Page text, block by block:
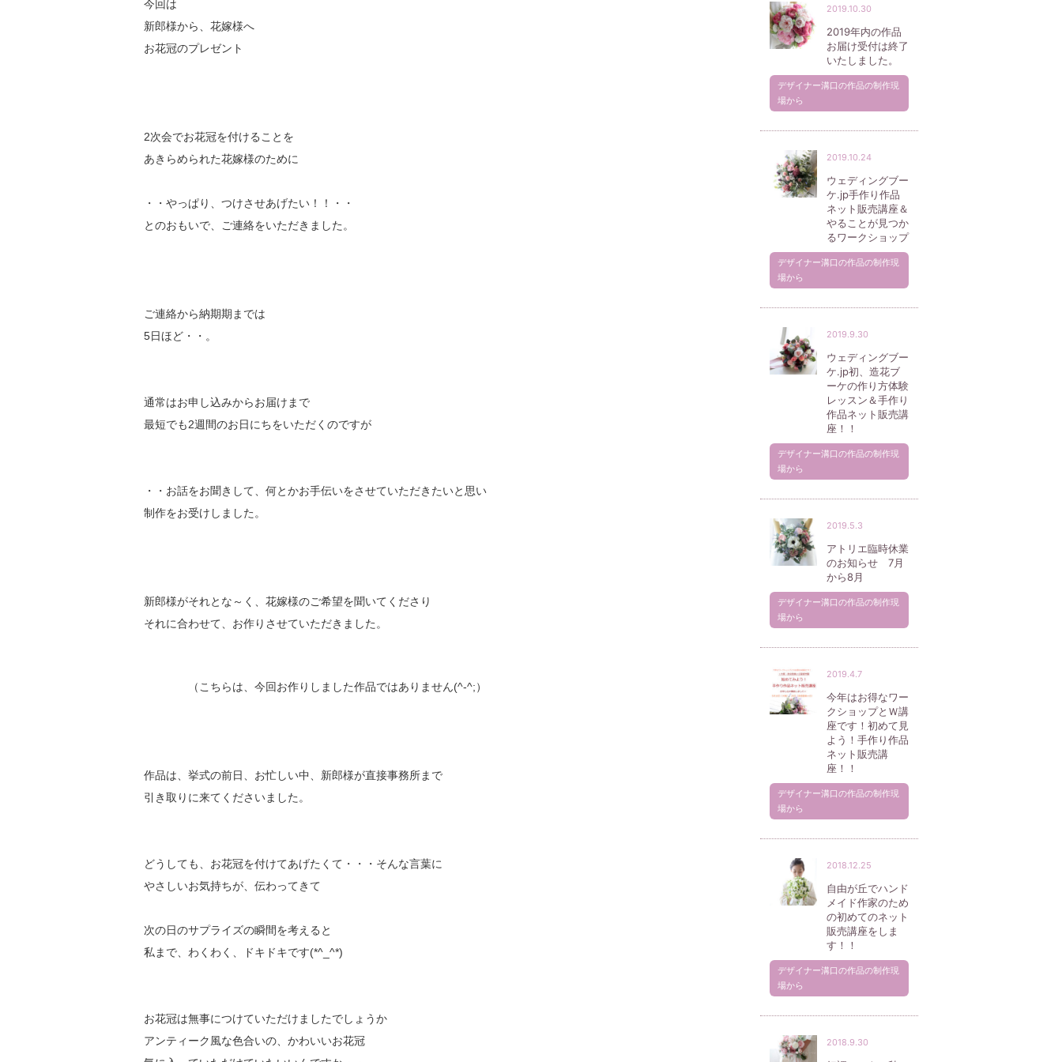
今回は
新郎様から、花嫁様へ
お花冠のプレゼント
2次会でお花冠を付けることを
あきらめられた花嫁様のために
・・やっぱり、つけさせあげたい！！・・
とのおもいで、ご連絡をいただきました。
ご連絡から納期期までは
5日ほど・・。
通常はお申し込みからお届けまで
最短でも2週間のお日にちをいただくのですが
・・お話をお聞きして、何とかお手伝いをさせていただきたいと思い
制作をお受けしました。
新郎様がそれとな～く、花嫁様のご希望を聞いてくださり
それに合わせて、お作りさせていただきました。
（こちらは、今回お作りしました作品ではありません(^-^;）
作品は、挙式の前日、お忙しい中、新郎様が直接事務所まで
引き取りに来てくださいました。
どうしても、お花冠を付けてあげたくて・・・そんな言葉に
やさしいお気持ちが、伝わってきて
次の日のサプライズの瞬間を考えると
私まで、わくわく、ドキドキです(*^_^*)
お花冠は無事につけていただけましたでしょうか
アンティーク風な色合いの、かわいいお花冠
2019.10.30
2019年内の作品
お届け受付は終了
いたしました。
デザイナー溝口の作品の制作現
場から
2019.10.24
ウェディングブー
ケ.jp手作り作品
ネット販売講座＆
やることが見つか
るワークショップ
デザイナー溝口の作品の制作現
場から
2019.9.30
ウェディングブー
ケ.jp初、造花ブ
ーケの作り方体験
レッスン＆手作り
作品ネット販売講
座！！
デザイナー溝口の作品の制作現
場から
2019.5.3
アトリエ臨時休業
のお知らせ 7月
から8月
デザイナー溝口の作品の制作現
場から
2019.4.7
今年はお得なワー
クショップとＷ講
座です！初めて見
よう！手作り作品
ネット販売講
座！！
デザイナー溝口の作品の制作現
場から
2018.12.25
自由が丘でハンド
メイド作家のため
の初めてのネット
販売講座をしま
す！！
デザイナー溝口の作品の制作現
場から
2018.9.30